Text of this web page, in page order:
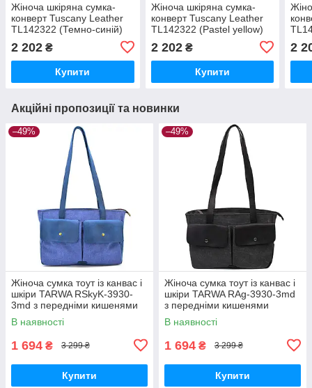
Жіноча шкіряна сумка-
конверт Tuscany Leather
TL142322 (Темно-синій)
2 202 ₴
Купити
Жіноча шкіряна сумка-
конверт Tuscany Leather
TL142322 (Pastel yellow)
2 202₴
Купити
2
Акційні пропозиції та новинки
–49%
Жіноча сумка тоут із канвас і
шкіри TARWA RSkyK-3930-
3md з передніми кишенями
В наявності
1 694 ₴ 3 299 ₴
Купити
–49%
Жіноча сумка тоут із канвас і
шкіри TARWA RAg-3930-3md
з передніми кишенями
В наявності
1 694 ₴ 3 299 ₴
Купити